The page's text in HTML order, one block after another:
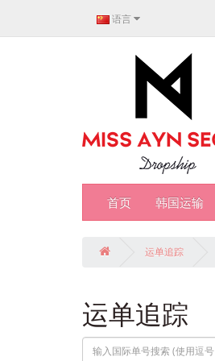
语言
首页 韩国运输
运单追踪
运单追踪